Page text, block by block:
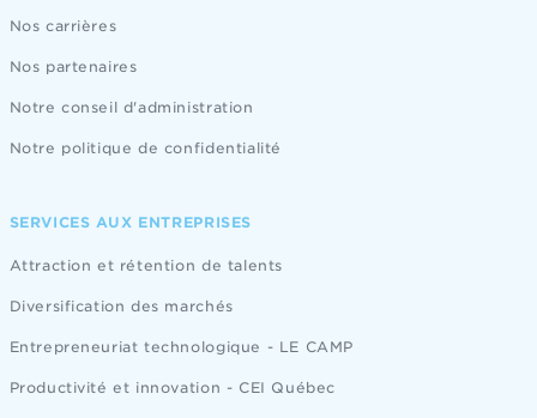
Nos carrières
Nos partenaires
Notre conseil d'administration
Notre politique de confidentialité
SERVICES AUX ENTREPRISES
Attraction et rétention de talents
Diversification des marchés
Entrepreneuriat technologique - LE CAMP
Productivité et innovation - CEI Québec